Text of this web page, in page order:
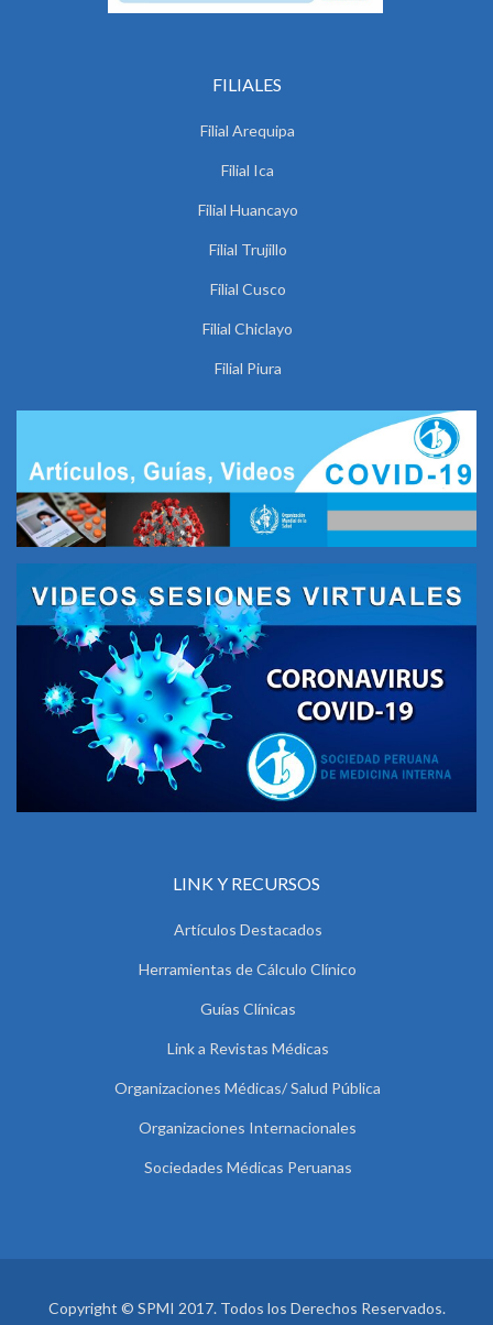
FILIALES
Filial Arequipa
Filial Ica
Filial Huancayo
Filial Trujillo
Filial Cusco
Filial Chiclayo
Filial Piura
LINK Y RECURSOS
Artículos Destacados
Herramientas de Cálculo Clínico
Guías Clínicas
Link a Revistas Médicas
Organizaciones Médicas/ Salud Pública
Organizaciones Internacionales
Sociedades Médicas Peruanas
Copyright © SPMI 2017. Todos los Derechos Reservados.